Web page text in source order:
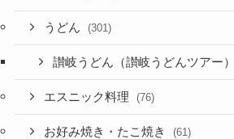
うどん (301)
讃岐うどん（讃岐うどんツアー）
エスニック料理 (76)
お好み焼き・たこ焼き (61)